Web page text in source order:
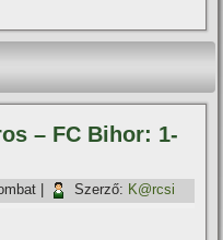
– FC Bihor: 1-
Szerző: K@rcsi